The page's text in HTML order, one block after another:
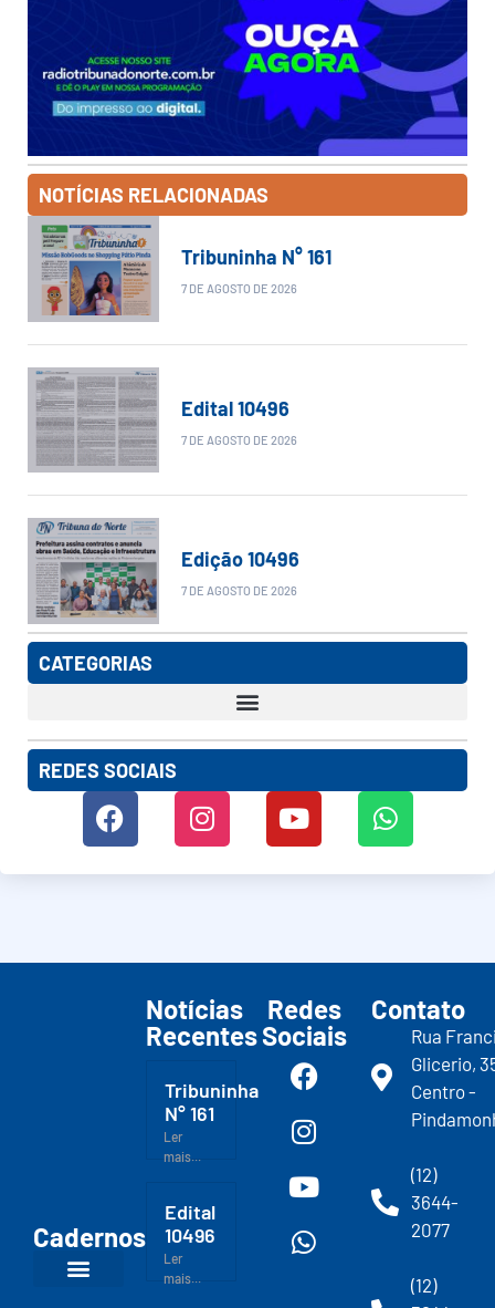
NOTÍCIAS RELACIONADAS
Tribuninha N° 161
7 DE AGOSTO DE 2026
Edital 10496
7 DE AGOSTO DE 2026
Edição 10496
7 DE AGOSTO DE 2026
CATEGORIAS
REDES SOCIAIS
Cadernos
Notícias
Recentes
Tribuninha
N° 161
Ler
mais...
Edital
10496
Ler
mais...
Redes
Sociais
Contato
Rua
Glicerio,
Centro -
(12)
3644-
2077
(12)